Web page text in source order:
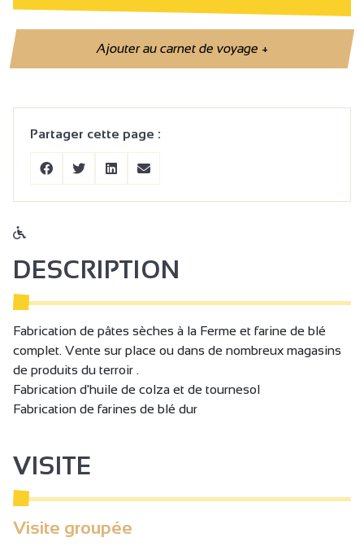
Ajouter au carnet de voyage+
Partager cette page :
DESCRIPTION
Fabrication de pâtes sèches à la Ferme et farine de blé
complet. Vente sur place ou dans de nombreux magasins
de produits du terroir .
Fabrication d'huile de colza et de tournesol
Fabrication de farines de blé dur
VISITE
Visite groupée